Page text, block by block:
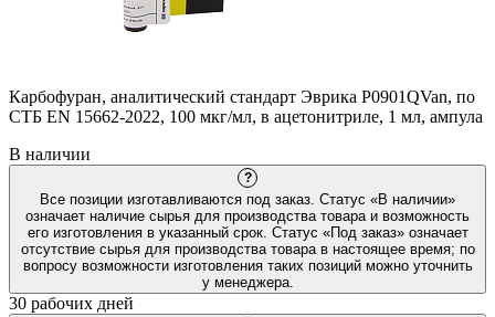
Карбофуран, аналитический стандарт Эврика P0901QVan, по
СТБ EN 15662-2022, 100 мкг/мл, в ацетонитриле, 1 мл, ампула
В наличии
?
Все позиции изготавливаются под заказ. Статус «В наличии»
означает наличие сырья для производства товара и возможность
его изготовления в указанный срок. Статус «Под заказ» означает
отсутствие сырья для производства товара в настоящее время; по
вопросу возможности изготовления таких позиций можно уточнить
у менеджера.
30 рабочих дней